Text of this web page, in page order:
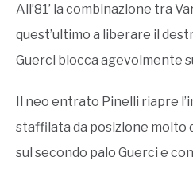
All’81’ la combinazione tra
quest’ultimo a liberare il
Guerci blocca agevolmente
Il neo entrato Pinelli riapre
staffilata da posizione molto
sul secondo palo Guerci e